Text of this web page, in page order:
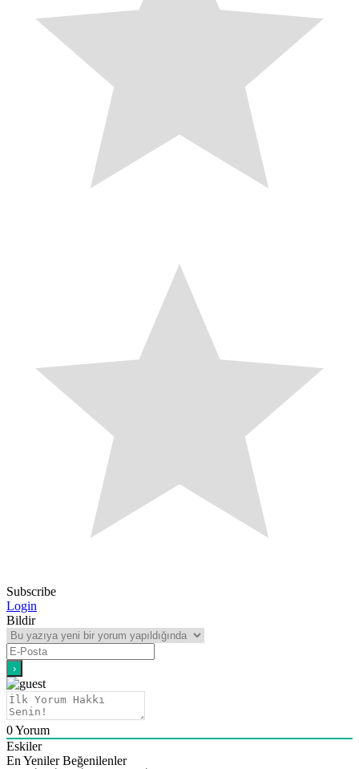
Subscribe
Login
Bildir
0Yorum
Eskiler
En Yeniler Beğenilenler